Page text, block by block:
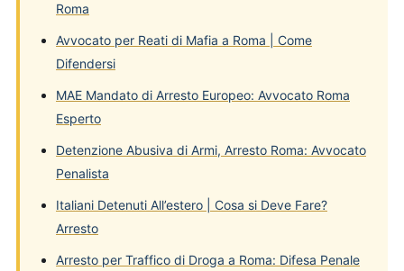
Roma
Avvocato per Reati di Mafia a Roma | Come
Difendersi
MAE Mandato di Arresto Europeo: Avvocato Roma
Esperto
Detenzione Abusiva di Armi, Arresto Roma: Avvocato
Penalista
Italiani Detenuti All’estero | Cosa si Deve Fare?
Arresto
Arresto per Traffico di Droga a Roma: Difesa Penale